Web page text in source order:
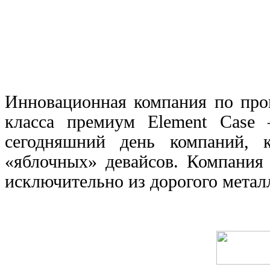
Инновационная компания по
класса премиумElement Case–
сегодняшний день компаний,
«яблочных» девайсов.
исключительно из дорогого